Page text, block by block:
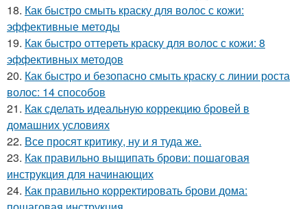
18. Как быстро смыть краску для волос с кожи:
эффективные методы
19. Как быстро оттереть краску для волос с кожи: 8
эффективных методов
20. Как быстро и безопасно смыть краску с линии роста
волос: 14 способов
21. Как сделать идеальную коррекцию бровей в
домашних условиях
22. Все просят критику, ну и я туда же.
23. Как правильно выщипать брови: пошаговая
инструкция для начинающих
24. Как правильно корректировать брови дома: